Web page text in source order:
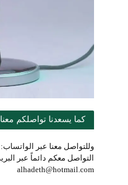
كما يسعدنا تواصلكم معنا
alhadeth@hotmail.com